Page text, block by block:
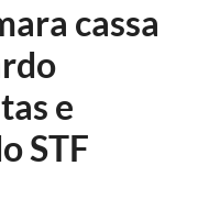
cassa
e
STF